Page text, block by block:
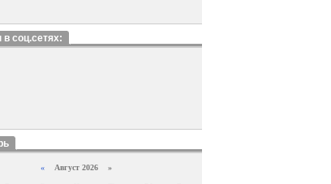
соц.сетях:
« Август 2026 »